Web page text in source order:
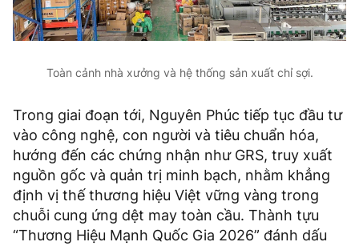
Toàn cảnh nhà xưởng và hệ thống sản xuất chỉ sợi.
Trong giai đoạn tới, Nguyên Phúc tiếp tục đầu tư
vào công nghệ, con người và tiêu chuẩn hóa,
hướng đến các chứng nhận như GRS, truy xuất
nguồn gốc và quản trị minh bạch, nhằm khẳng
định vị thế thương hiệu Việt vững vàng trong
chuỗi cung ứng dệt may toàn cầu. Thành tựu
“Thương Hiệu Mạnh Quốc Gia 2026” đánh dấu